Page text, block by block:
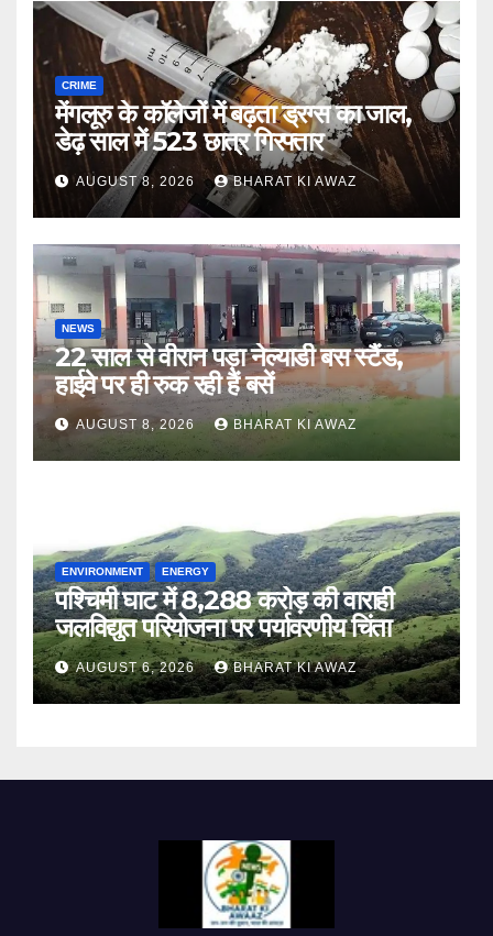
CRIME
मेंगलूरु के कॉलेजों में बढ़ता ड्रग्स का जाल,
डेढ़ साल में 523 छात्र गिरफ्तार
AUGUST 8, 2026 BHARAT KI AWAZ
NEWS
22 साल से वीरान पड़ा नेल्याडी बस स्टैंड,
हाईवे पर ही रुक रही हैं बसें
AUGUST 8, 2026 BHARAT KI AWAZ
ENVIRONMENT ENERGY
पश्चिमी घाट में 8,288 करोड़ की वाराही
जलविद्युत परियोजना पर पर्यावरणीय चिंता
AUGUST 6, 2026 BHARAT KI AWAZ